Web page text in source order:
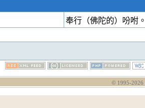
奉行（佛陀的）吩咐。
© 1995-2026